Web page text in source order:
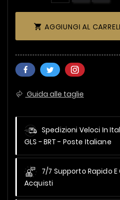
 AGGIUNGI AL
Guida alle taglie
Spedizioni Veloci In
GLS - BRT - Poste Italiane
7/7 Supporto Rapido
Acquisti